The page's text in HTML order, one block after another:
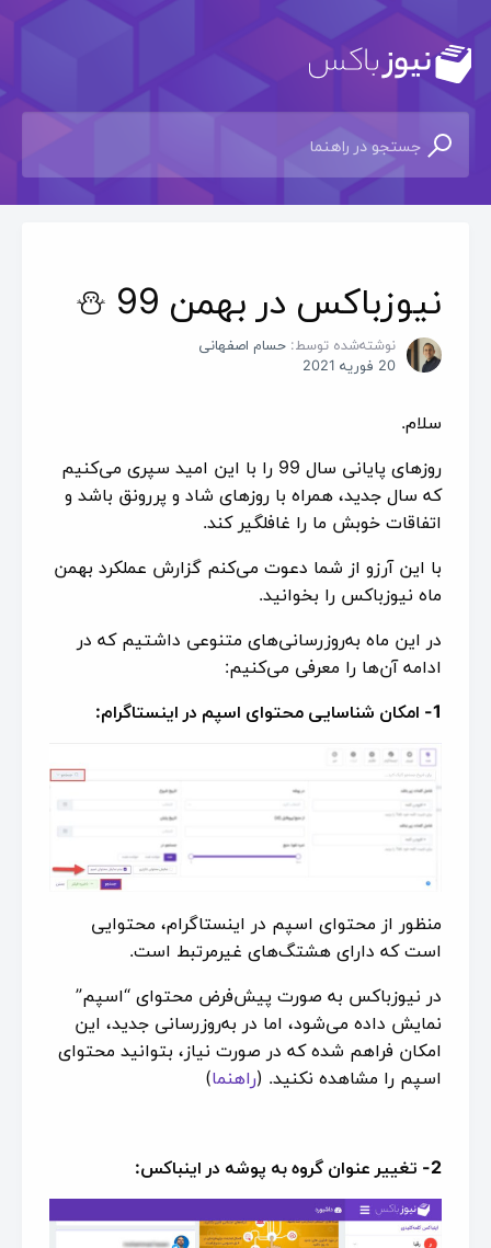
نیوزباکس در بهمن 99 ⛄
نوشته‌شده توسط: حسام اصفهانی
20 فوریه 2021
سلام.
روزهای پایانی سال 99 را با این امید سپری می‌کنیم
که سال جدید، همراه با روزهای شاد و پررونق باشد و
اتفاقات خوبش ما را غافلگیر کند.
با این آرزو از شما دعوت می‌کنم گزارش عملکرد بهمن
ماه نیوزباکس را بخوانید.
در این ماه به‌روزرسانی‌های متنوعی داشتیم که در
ادامه آن‌ها را معرفی می‌کنیم:
1- امکان شناسایی محتوای اسپم در اینستاگرام:
منظور از محتوای اسپم در اینستاگرام، محتوایی
است که دارای هشتگ‌های غیرمرتبط است.
در نیوزباکس به صورت پیش‌فرض محتوای “اسپم”
نمایش داده می‌شود، اما در به‌روزرسانی جدید، این
امکان فراهم شده که در صورت نیاز، بتوانید محتوای
اسپم را مشاهده نکنید. (راهنما)
2- تغییر عنوان گروه به پوشه در اینباکس: